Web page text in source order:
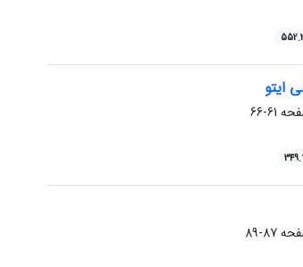
ایتو
61-66
87-89